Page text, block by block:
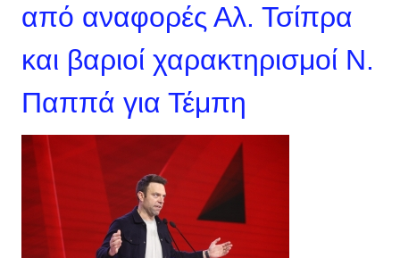
από αναφορές Αλ. Τσίπρα
και βαριοί χαρακτηρισμοί Ν.
Παππά για Τέμπη